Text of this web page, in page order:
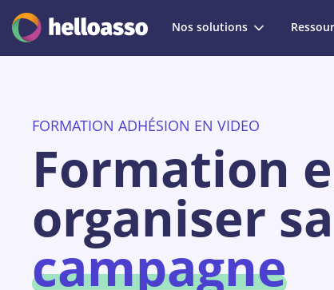
Nos solutions
FORMATION ADHÉSION EN VIDEO
Formation
organiser sa
campagne